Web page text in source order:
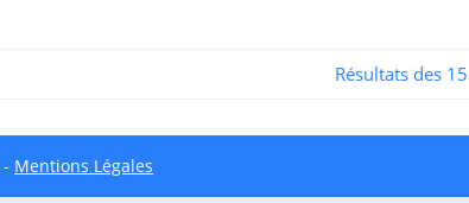
Next
Résultats des
- Mentions Légales